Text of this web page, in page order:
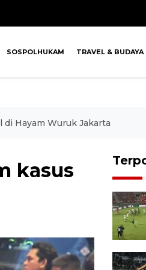
SOSPOLHUKAM TRAVEL & BUDAYA
Hayam Wuruk Jakarta
kasus